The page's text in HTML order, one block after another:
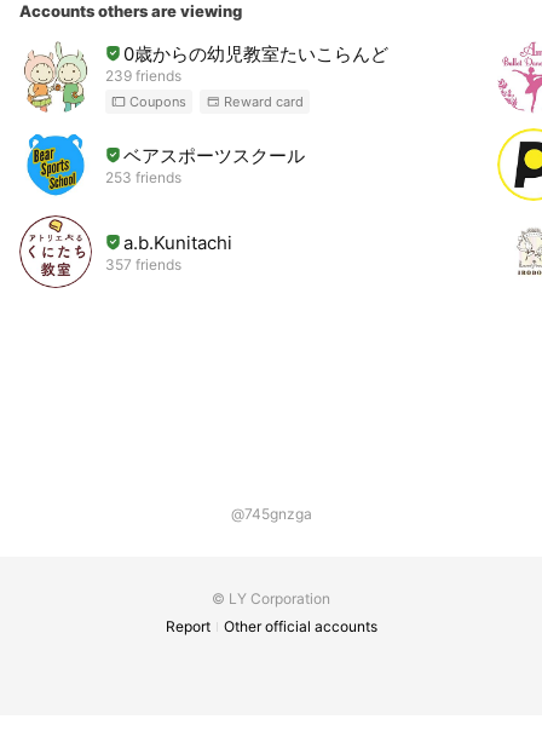
Accounts others are viewing
0歳からの幼児教室たいこらんど
239 friends
Coupons Reward card
ベアスポーツスクール
253 friends
a.b.Kunitachi
357 friends
@745gnzga
© LY Corporation
Report
Other official accounts